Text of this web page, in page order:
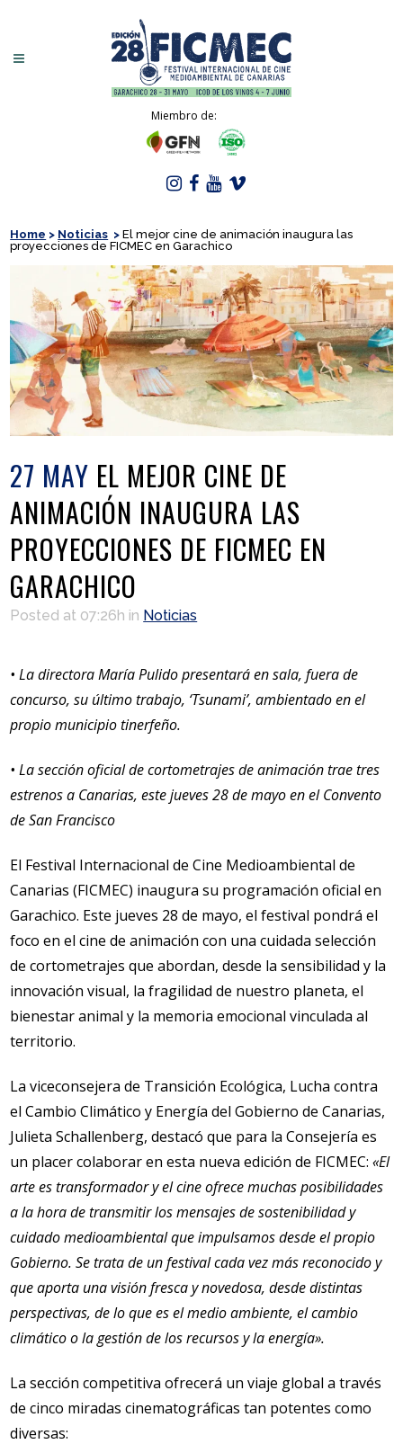
Miembro de:
Home > Noticias >El mejor cine de animación inaugura las
proyecciones de FICMEC en Garachico
27 MAY EL MEJOR CINE DE
ANIMACIÓN INAUGURA LAS
PROYECCIONES DE FICMEC EN
GARACHICO
Posted at 07:26h in Noticias
• La directora María Pulido presentará en sala, fuera de
concurso, su último trabajo, ‘Tsunami’, ambientado en el
propio municipio tinerfeño.
• La sección oficial de cortometrajes de animación trae tres
estrenos a Canarias, este jueves 28 de mayo en el Convento
de San Francisco
El Festival Internacional de Cine Medioambiental de
Canarias (FICMEC) inaugura su programación oficial en
Garachico. Este jueves 28 de mayo, el festival pondrá el
foco en el cine de animación con una cuidada selección
de cortometrajes que abordan, desde la sensibilidad y la
innovación visual, la fragilidad de nuestro planeta, el
bienestar animal y la memoria emocional vinculada al
territorio.
La viceconsejera de Transición Ecológica, Lucha contra
el Cambio Climático y Energía del Gobierno de Canarias,
Julieta Schallenberg, destacó que para la Consejería es
un placer colaborar en esta nueva edición de FICMEC:«El
arte es transformador y el cine ofrece muchas posibilidades
a la hora de transmitir los mensajes de sostenibilidad y
cuidado medioambiental que impulsamos desde el propio
Gobierno. Se trata de un festival cada vez más reconocido y
que aporta una visión fresca y novedosa, desde distintas
perspectivas, de lo que es el medio ambiente, el cambio
climático o la gestión de los recursos y la energía».
La sección competitiva ofrecerá un viaje global a través
de cinco miradas cinematográficas tan potentes como
diversas: